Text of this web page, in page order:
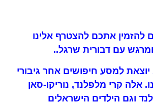
להזמין אתכם להצטרף אלינו
עם דבורית שרגל..
למסע חיפושים אחר גיבורי
אלה קרי מלפלנד, נוריקו-סאן
וגם הילדים הישראלים